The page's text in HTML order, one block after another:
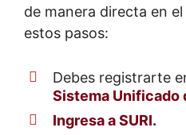
de manera directa en el
estos pasos:
Debes registrarte
Sistema Unificado
Ingresa a SURI.